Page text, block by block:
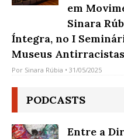
em
Sinara
Íntegra, no I
Museus Antirracistas
Por Sinara Rúbia • 31/05/2025
PODCASTS
Entre a